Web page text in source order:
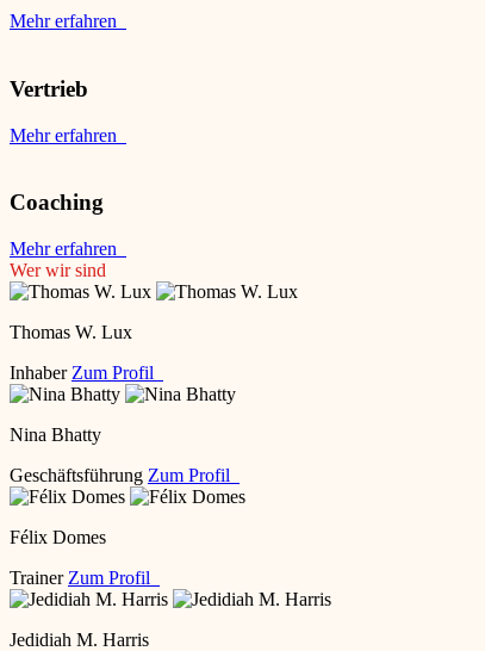
Mehr erfahren
Vertrieb
Mehr erfahren
Coaching
Mehr erfahren
Wer wir sind
Thomas W. Lux
Inhaber Zum Profil
Nina Bhatty
Geschäftsführung Zum Profil
Félix Domes
Trainer Zum Profil
Jedidiah M. Harris